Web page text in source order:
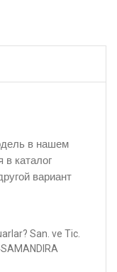
в нашем
в каталог
вариант
San. ve Tic.